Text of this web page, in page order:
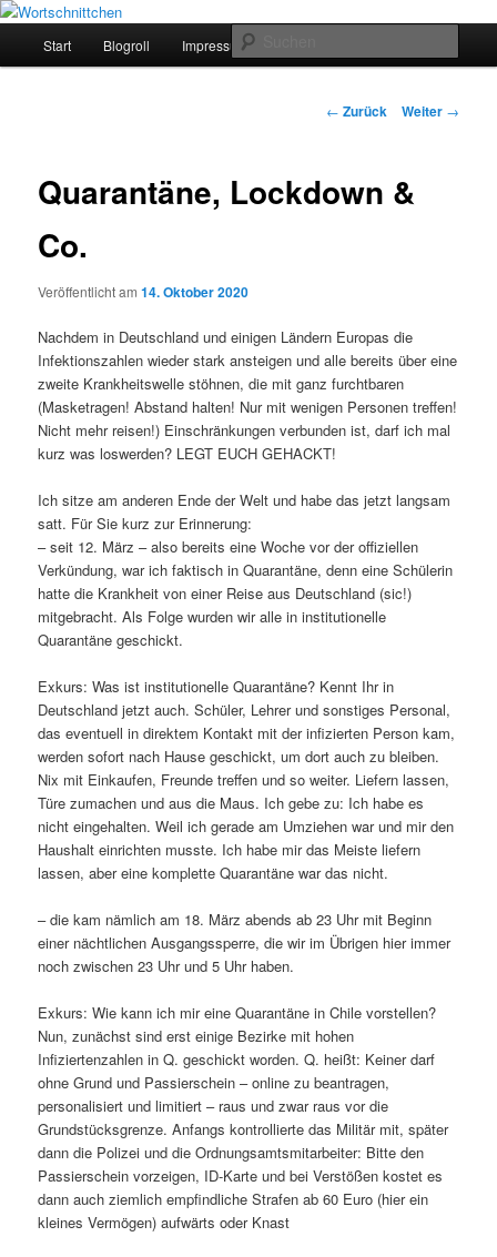
Zum
wechseln
Leben am Limit.
Start Blogroll Impressum
Beitrags-
← Zurück Weiter →
Quarantäne, Lockdown &
Co.
Veröffentlicht am14. Oktober 2020
Nachdem in Deutschland und einigen Ländern Europas die
Infektionszahlen wieder stark ansteigen und alle bereits über eine
zweite Krankheitswelle stöhnen, die mit ganz furchtbaren
(Masketragen! Abstand halten! Nur mit wenigen Personen treffen!
Nicht mehr reisen!) Einschränkungen verbunden ist, darf ich mal
kurz was loswerden? LEGT EUCH GEHACKT!
Ich sitze am anderen Ende der Welt und habe das jetzt langsam
satt. Für Sie kurz zur Erinnerung:
– seit 12. März – also bereits eine Woche vor der offiziellen
Verkündung, war ich faktisch in Quarantäne, denn eine Schülerin
hatte die Krankheit von einer Reise aus Deutschland (sic!)
mitgebracht. Als Folge wurden wir alle in institutionelle
Quarantäne geschickt.
Exkurs: Was ist institutionelle Quarantäne? Kennt Ihr in
Deutschland jetzt auch. Schüler, Lehrer und sonstiges Personal,
das eventuell in direktem Kontakt mit der infizierten Person kam,
werden sofort nach Hause geschickt, um dort auch zu bleiben.
Nix mit Einkaufen, Freunde treffen und so weiter. Liefern lassen,
Türe zumachen und aus die Maus. Ich gebe zu: Ich habe es
nicht eingehalten. Weil ich gerade am Umziehen war und mir den
Haushalt einrichten musste. Ich habe mir das Meiste liefern
lassen, aber eine komplette Quarantäne war das nicht.
– die kam nämlich am 18. März abends ab 23 Uhr mit Beginn
einer nächtlichen Ausgangssperre, die wir im Übrigen hier immer
noch zwischen 23 Uhr und 5 Uhr haben.
Exkurs: Wie kann ich mir eine Quarantäne in Chile vorstellen?
Nun, zunächst sind erst einige Bezirke mit hohen
Infiziertenzahlen in Q. geschickt worden. Q. heißt: Keiner darf
ohne Grund und Passierschein – online zu beantragen,
personalisiert und limitiert – raus und zwar raus vor die
Grundstücksgrenze. Anfangs kontrollierte das Militär mit, später
dann die Polizei und die Ordnungsamtsmitarbeiter: Bitte den
Passierschein vorzeigen, ID-Karte und bei Verstößen kostet es
dann auch ziemlich empfindliche Strafen ab 60 Euro (hier ein
kleines Vermögen) aufwärts oder Knast